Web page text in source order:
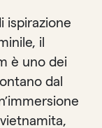
ispirazione
il
è uno dei
dal